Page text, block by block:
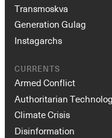
Transmoskva
Generation Gulag
Instagarchs
CURRENTS
Armed Conflict
Authoritarian
Climate Crisis
Disinformation